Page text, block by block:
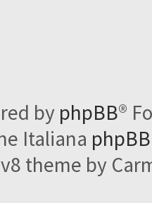
by phpBB®
Italiana
theme by